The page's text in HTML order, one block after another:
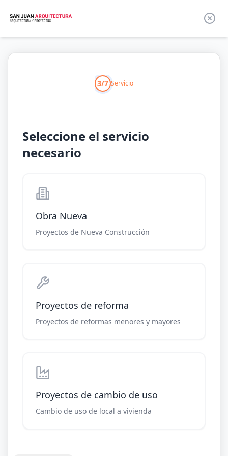
3/7 Servicio
Seleccione el servicio
necesario
Obra Nueva
Proyectos de Nueva Construcción
Proyectos de reforma
Proyectos de reformas menores y mayores
Proyectos de cambio de uso
Cambio de uso de local a vivienda